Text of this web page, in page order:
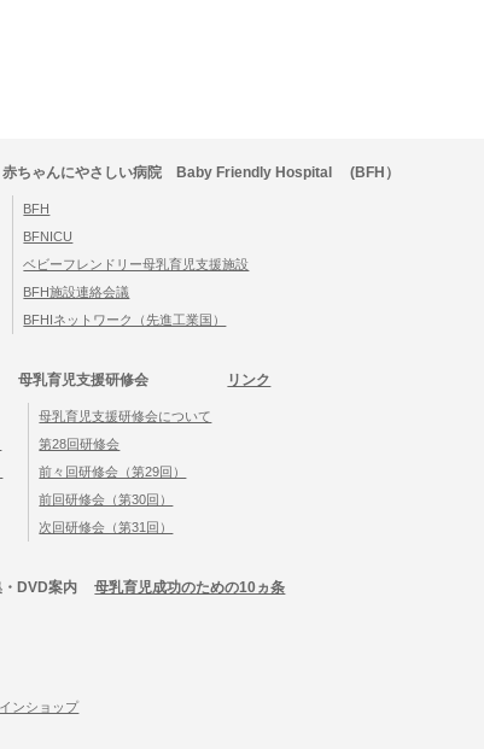
赤ちゃんにやさしい病院 Baby Friendly Hospital (BFH）
BFH
BFNICU
ベビーフレンドリー母乳育児支援施設
BFH施設連絡会議
BFHIネットワーク（先進工業国）
母乳育児支援研修会
母乳育児支援研修会について
第28回研修会
前々回研修会（第29回）
前回研修会（第30回）
次回研修会（第31回）
リンク
DVD案内
ンショップ
母乳育児成功のための10ヵ条